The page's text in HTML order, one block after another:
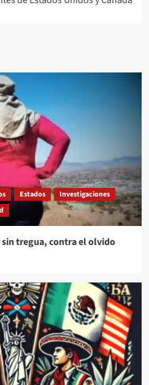
Estados
Investigaciones
tregua, contra el olvido